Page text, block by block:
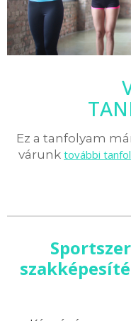
Ez a tanfolyam
várunk további